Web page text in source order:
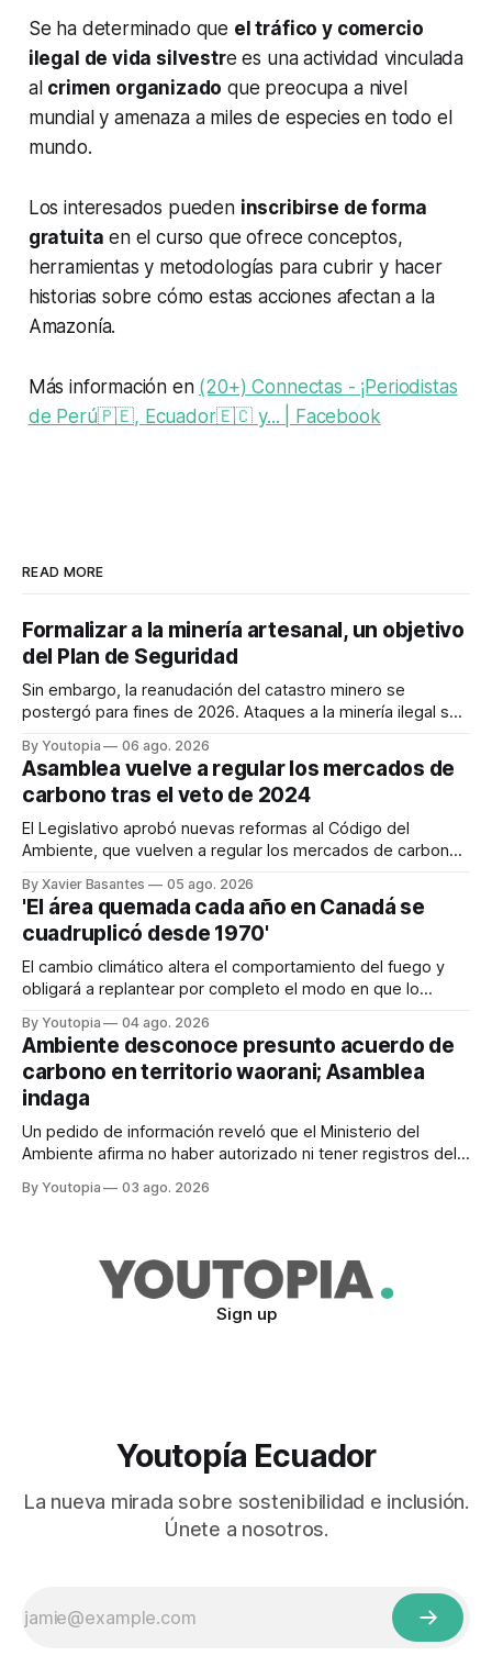
Se ha determinado que el tráfico y comercio
ilegal de vida silvestre es una actividad vinculada
al crimen organizado que preocupa a nivel
mundial y amenaza a miles de especies en todo el
mundo.
Los interesados pueden inscribirse de forma
gratuita en el curso que ofrece conceptos,
herramientas y metodologías para cubrir y hacer
historias sobre cómo estas acciones afectan a la
Amazonía.
Más información en (20+) Connectas - ¡Periodistas
de Perú🇵🇪, Ecuador🇪🇨 y... | Facebook
READ MORE
Formalizar a la minería artesanal, un objetivo
del Plan de Seguridad
Sin embargo, la reanudación del catastro minero se
postergó para fines de 2026. Ataques a la minería ilegal se
By Youtopia 06 ago. 2026
Asamblea vuelve a regular los mercados de
carbono tras el veto de 2024
El Legislativo aprobó nuevas reformas al Código del
Ambiente, que vuelven a regular los mercados de carbono,
By Xavier Basantes 05 ago. 2026
'El área quemada cada año en Canadá se
cuadruplicó desde 1970'
El cambio climático altera el comportamiento del fuego y
obligará a replantear por completo el modo en que lo
By Youtopia 04 ago. 2026
Ambiente desconoce presunto acuerdo de
carbono en territorio waorani; Asamblea
indaga
Un pedido de información reveló que el Ministerio del
Ambiente afirma no haber autorizado ni tener registros del
By Youtopia 03 ago. 2026
Sign up
Youtopía Ecuador
La nueva mirada sobre sostenibilidad e inclusión.
Únete a nosotros.